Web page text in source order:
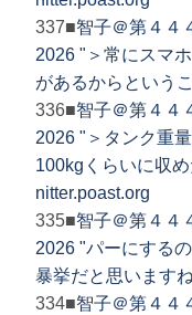
337■智子＠第４４
2026 "＞常にスマ
があるからという
336■智子＠第４４
2026 "＞タンク重
100kgくらいに収め
nitter.poast.org
335■智子＠第４４
2026 "パーにする
暴挙だと思います
334■智子＠第４４